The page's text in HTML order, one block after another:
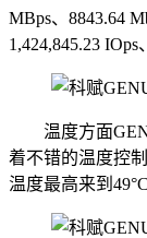
MBps、8843.64
1,424,845.23 IOps
温度方面
着不错的温度控
温度最高来到